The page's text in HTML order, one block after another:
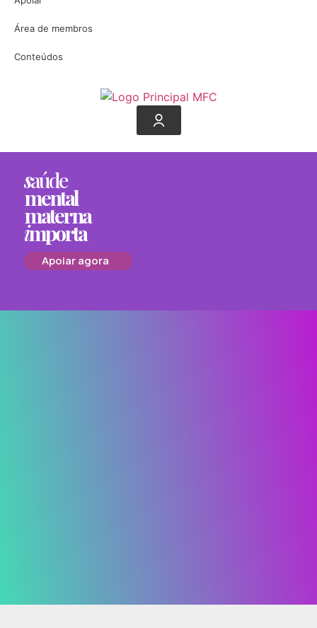
Área de membros
Conteúdos
saúde
mental
materna
importa
Apoiar agora